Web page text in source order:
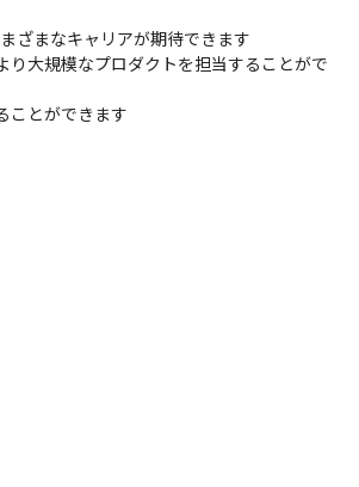
ざまなキャリアが期待できます
り大規模なプロダクトを担当することがで
ことができます